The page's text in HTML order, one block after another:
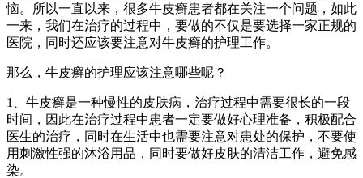
恼。所以一直以来，很多牛皮癣患者都在关注一个问题，如此
一来，我们在治疗的过程中，要做的不仅是要选择一家正规的
医院，同时还应该要注意对牛皮癣的护理工作。
那么，牛皮癣的护理应该注意哪些呢？
1、牛皮癣是一种慢性的皮肤病，治疗过程中需要很长的一段
时间，因此在治疗过程中患者一定要做好心理准备，积极配合
医生的治疗，同时在生活中也需要注意对患处的保护，不要使
用刺激性强的沐浴用品，同时要做好皮肤的清洁工作，避免感
染。